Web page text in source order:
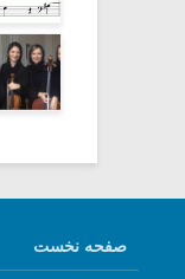
صفحه نخست